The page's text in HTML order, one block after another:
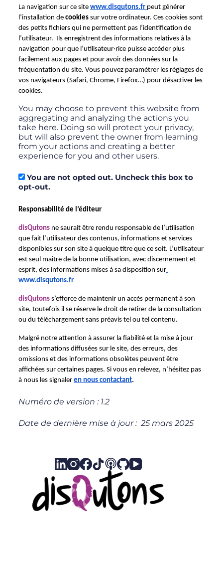
La navigation sur ce site www.disqutons.fr peut générer
l’installation de cookies sur votre ordinateur. Ces cookies sont
des petits fichiers qui ne permettent pas l’identification de
l’utilisateur.  Ils enregistrent des informations relatives à la
navigation pour que l’utilisateur·rice puisse accéder plus
facilement aux pages et pour avoir des données sur la
fréquentation du site. Vous pouvez paramétrer les réglages de
vos navigateurs (Safari, Chrome, Firefox…) pour désactiver les
cookies.
You may choose to prevent this website from
aggregating and analyzing the actions you
take here. Doing so will protect your privacy,
but will also prevent the owner from learning
from your actions and creating a better
experience for you and other users.
You are not opted out. Uncheck this box to
opt-out.
Responsabilité de l’éditeur
disQutons ne saurait être rendu responsable de l’utilisation
que fait l’utilisateur des contenus, informations et services
disponibles sur son site à quelque titre que ce soit. L’utilisateur
est seul maître de la bonne utilisation, avec discernement et
esprit, des informations mises à sa disposition sur
www.disqutons.fr
disQutons s’efforce de maintenir un accès permanent à son
site, toutefois il se réserve le droit de retirer de la consultation
ou du téléchargement sans préavis tel ou tel contenu.
Malgré notre attention à assurer la fiabilité et la mise à jour
des informations diffusées sur le site, des erreurs, des
omissions et des informations obsolètes peuvent être
affichées sur certaines pages. Si vous en relevez, n’hésitez pas
à nous les signaler en nous contactant.
Numéro de version : 1.2
Date de dernière mise à jour : 25 mars 2025